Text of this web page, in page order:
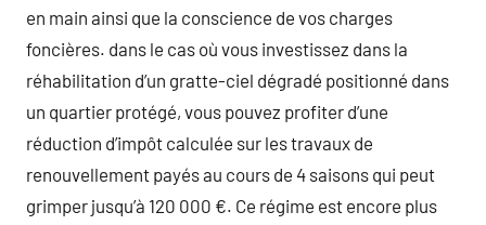
en main ainsi que la conscience de vos charges
foncières. dans le cas où vous investissez dans la
réhabilitation d’un gratte-ciel dégradé positionné dans
un quartier protégé, vous pouvez profiter d’une
réduction d’impôt calculée sur les travaux de
renouvellement payés au cours de 4 saisons qui peut
grimper jusqu’à 120 000 €. Ce régime est encore plus